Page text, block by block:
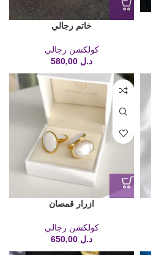
خاتم رجالي
كولكشن رجالي
د.ل
ازرار قمصان
كولكشن رجالي
د.ل